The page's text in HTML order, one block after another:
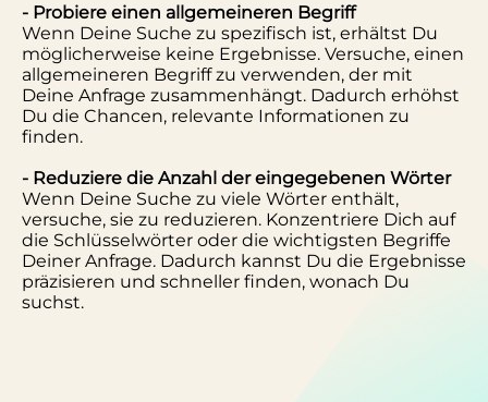
- Probiere einen allgemeineren Begriff
Wenn Deine Suche zu spezifisch ist, erhältst Du
möglicherweise keine Ergebnisse. Versuche, einen
allgemeineren Begriff zu verwenden, der mit
Deine Anfrage zusammenhängt. Dadurch erhöhst
Du die Chancen, relevante Informationen zu
finden.
- Reduziere die Anzahl der eingegebenen Wörter
Wenn Deine Suche zu viele Wörter enthält,
versuche, sie zu reduzieren. Konzentriere Dich auf
die Schlüsselwörter oder die wichtigsten Begriffe
Deiner Anfrage. Dadurch kannst Du die Ergebnisse
präzisieren und schneller finden, wonach Du
suchst.